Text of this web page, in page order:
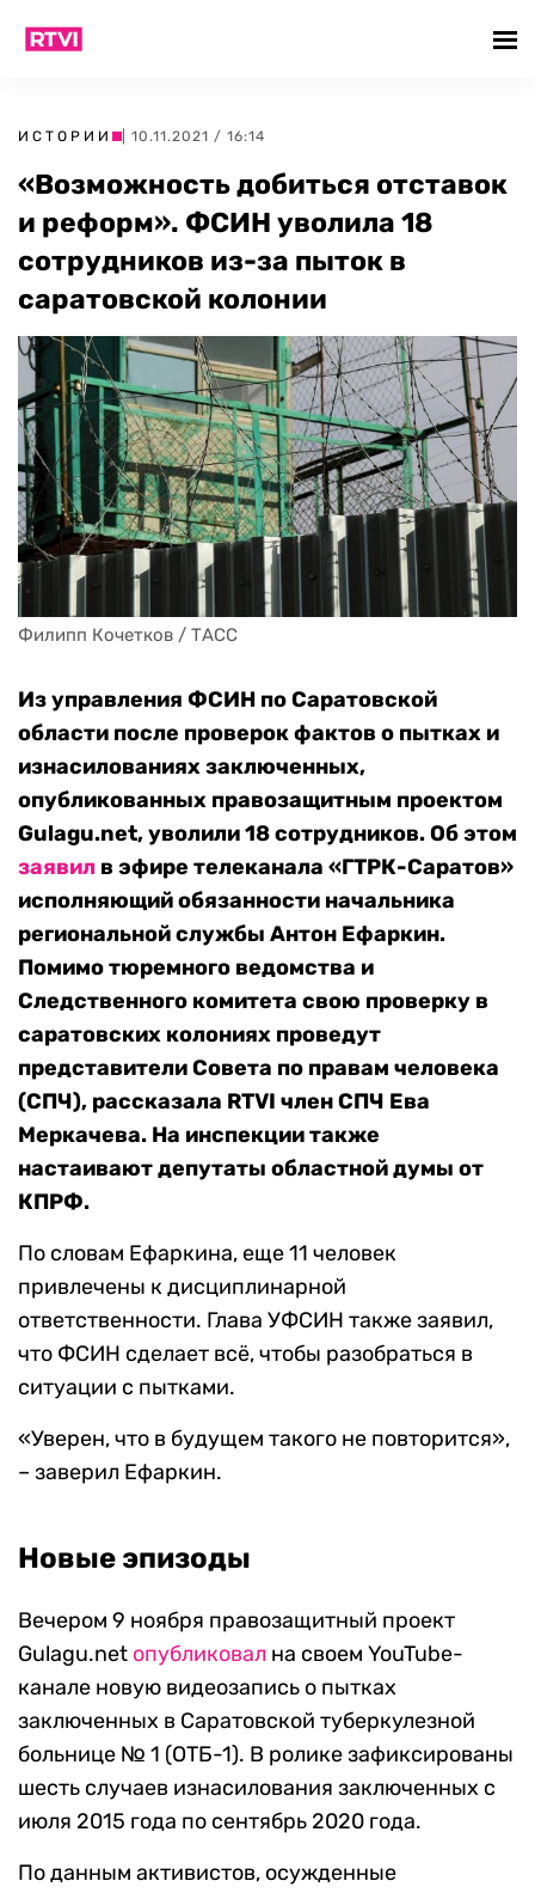
ИСТОРИИ | 10.11.2021 / 16:14
«Возможность добиться отставок
и реформ». ФСИН уволила 18
сотрудников из-за пыток в
саратовской колонии
Филипп Кочетков / ТАСС
Из управления ФСИН по Саратовской
области после проверок фактов о пытках и
изнасилованиях заключенных,
опубликованных правозащитным проектом
Gulagu.net, уволили 18 сотрудников. Об этом
заявил в эфире телеканала «ГТРК-Саратов»
исполняющий обязанности начальника
региональной службы Антон Ефаркин.
Помимо тюремного ведомства и
Следственного комитета свою проверку в
саратовских колониях проведут
представители Совета по правам человека
(СПЧ), рассказала RTVI член СПЧ Ева
Меркачева. На инспекции также
настаивают депутаты областной думы от
КПРФ.
По словам Ефаркина, еще 11 человек
привлечены к дисциплинарной
ответственности. Глава УФСИН также заявил,
что ФСИН сделает всё, чтобы разобраться в
ситуации с пытками.
«Уверен, что в будущем такого не повторится»,
– заверил Ефаркин.
Новые эпизоды
Вечером 9 ноября правозащитный проект
Gulagu.net опубликовал на своем YouTube-
канале новую видеозапись о пытках
заключенных в Саратовской туберкулезной
больнице № 1 (ОТБ-1). В ролике зафиксированы
шесть случаев изнасилования заключенных с
июля 2015 года по сентябрь 2020 года.
По данным активистов, осужденные